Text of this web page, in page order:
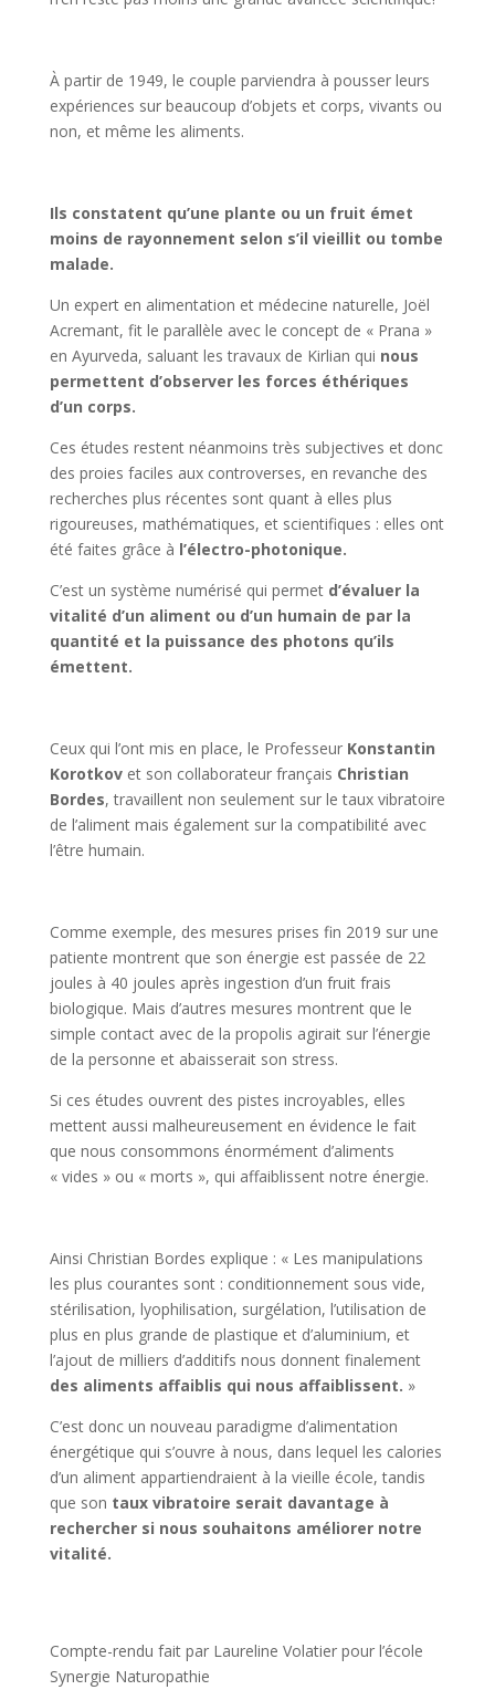
À partir de 1949, le couple parviendra à pousser leurs
expériences sur beaucoup d’objets et corps, vivants ou
non, et même les aliments.
Ils constatent qu’une plante ou un fruit émet
moins de rayonnement selon s’il vieillit ou tombe
malade.
Un expert en alimentation et médecine naturelle, Joël
Acremant, fit le parallèle avec le concept de « Prana »
en Ayurveda, saluant les travaux de Kirlian qui nous
permettent d’observer les forces éthériques
d’un corps.
Ces études restent néanmoins très subjectives et donc
des proies faciles aux controverses, en revanche des
recherches plus récentes sont quant à elles plus
rigoureuses, mathématiques, et scientifiques : elles ont
été faites grâce à l’électro-photonique.
C’est un système numérisé qui permet d’évaluer la
vitalité d’un aliment ou d’un humain de par la
quantité et la puissance des photons qu’ils
émettent.
Ceux qui l’ont mis en place, le Professeur Konstantin
Korotkovet son collaborateur français Christian
Bordes, travaillent non seulement sur le taux vibratoire
de l’aliment mais également sur la compatibilité avec
l’être humain.
Comme exemple, des mesures prises fin 2019 sur une
patiente montrent que son énergie est passée de 22
joules à 40 joules après ingestion d’un fruit frais
biologique. Mais d’autres mesures montrent que le
simple contact avec de la propolis agirait sur l’énergie
de la personne et abaisserait son stress.
Si ces études ouvrent des pistes incroyables, elles
mettent aussi malheureusement en évidence le fait
que nous consommons énormément d’aliments
« vides » ou « morts », qui affaiblissent notre énergie.
Ainsi Christian Bordes explique : « Les manipulations
les plus courantes sont : conditionnement sous vide,
stérilisation, lyophilisation, surgélation, l’utilisation de
plus en plus grande de plastique et d’aluminium, et
l’ajout de milliers d’additifs nous donnent finalement
des aliments affaiblis qui nous affaiblissent. »
C’est donc un nouveau paradigme d’alimentation
énergétique qui s’ouvre à nous, dans lequel les calories
d’un aliment appartiendraient à la vieille école, tandis
que son taux vibratoire serait davantage à
rechercher si nous souhaitons améliorer notre
vitalité.
Compte-rendu fait par Laureline Volatier pour l’école
Synergie Naturopathie